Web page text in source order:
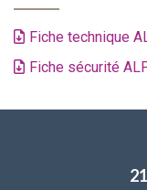
Fiche technique
Fiche sécurité